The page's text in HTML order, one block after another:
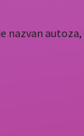
nazvan